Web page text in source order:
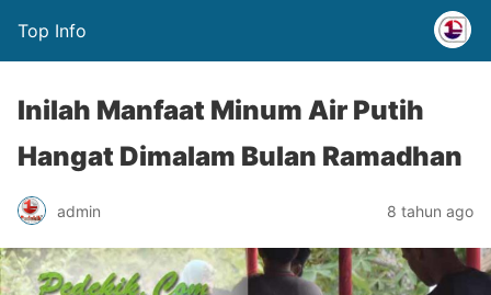
Top Info
Inilah Manfaat Minum Air Putih
Hangat Dimalam Bulan Ramadhan
admin 8 tahun ago